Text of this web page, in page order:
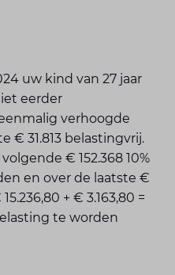
uw kind van 27 jaar
eerder
verhoogde
€ 31.813 belastingvrij.
€ 152.368 10%
en over de laatste €
+ € 3.163,80 =
te worden